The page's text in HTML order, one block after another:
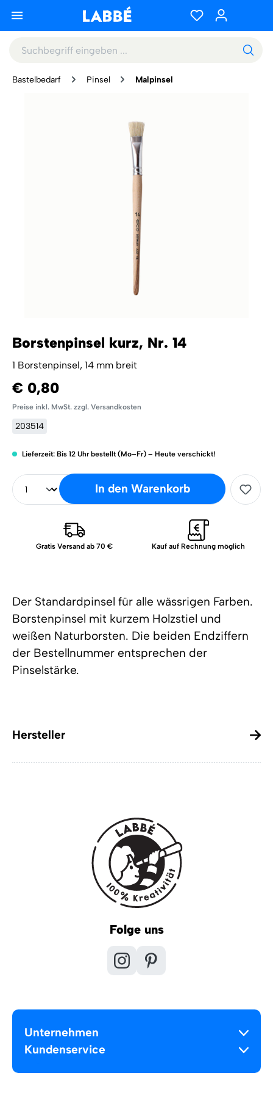
Bastelbedarf Pinsel Malpinsel
Der Standardpinsel für alle wässrigen Farben.
Borstenpinsel mit kurzem Holzstiel und
weißen Naturborsten. Die beiden Endziffern
der Bestellnummer entsprechen der
Pinselstärke.
Hersteller
Borstenpinsel kurz, Nr. 14
1 Borstenpinsel, 14 mm breit
€ 0,80
Preise inkl. MwSt. zzgl. Versandkosten
203514
Lieferzeit: Bis 12 Uhr bestellt (Mo–Fr) – Heute verschickt!
In den Warenkorb
Gratis Versand ab 70 € Kauf auf Rechnung möglich
Folge uns
Unternehmen
Kundenservice